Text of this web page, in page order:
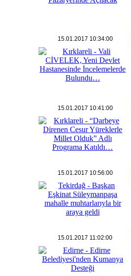
15.01.2017 10:34:00
15.01.2017 10:41:00
15.01.2017 10:56:00
15.01.2017 11:02:00